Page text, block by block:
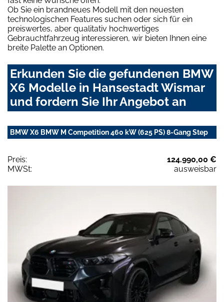
Ob Sie ein brandneues Modell mit den neuesten
technologischen Features suchen oder sich für ein
preiswertes, aber qualitativ hochwertiges
Gebrauchtfahrzeug interessieren, wir bieten Ihnen eine
breite Palette an Optionen.
Erkunden Sie die gefundenen BMW
X6 Modelle in Hansestadt Wismar
und fordern Sie Ihr Angebot an
BMW X6 BMW M Competition 460 kW (625 PS) 8-Gang Step
Preis:
124.990,00 €
MWSt:
ausweisbar